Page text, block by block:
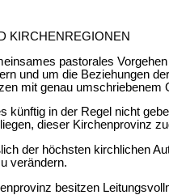
KIRCHENREGIONEN
pastorales
und um die Beziehungen
mit genau umschriebenem
künftig in der Regel nicht
dieser Kirchenprovinz
der höchsten kirchlichen
verändern.
besitzen